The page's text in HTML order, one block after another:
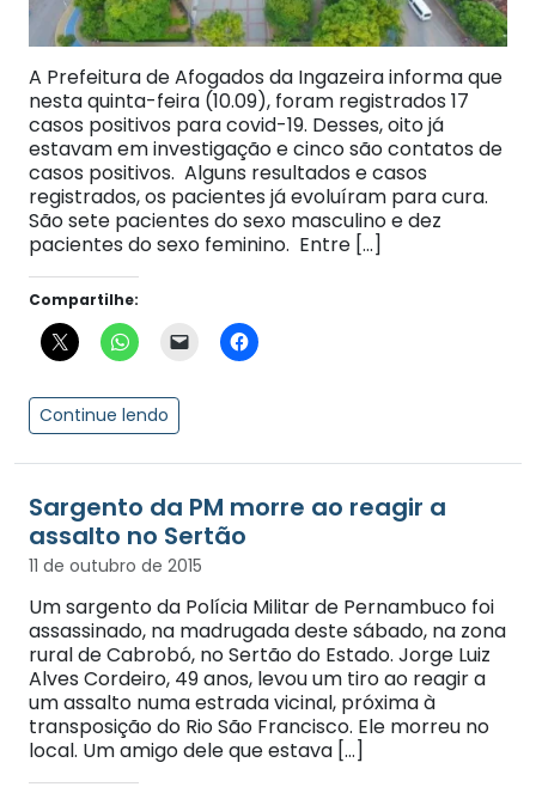
A Prefeitura de Afogados da Ingazeira informa que
nesta quinta-feira (10.09), foram registrados 17
casos positivos para covid-19. Desses, oito já
estavam em investigação e cinco são contatos de
casos positivos. Alguns resultados e casos
registrados, os pacientes já evoluíram para cura.
São sete pacientes do sexo masculino e dez
pacientes do sexo feminino. Entre […]
Compartilhe:
Continue lendo
Sargento da PM morre ao reagir a
assalto no Sertão
11 de outubro de 2015
Um sargento da Polícia Militar de Pernambuco foi
assassinado, na madrugada deste sábado, na zona
rural de Cabrobó, no Sertão do Estado. Jorge Luiz
Alves Cordeiro, 49 anos, levou um tiro ao reagir a
um assalto numa estrada vicinal, próxima à
transposição do Rio São Francisco. Ele morreu no
local. Um amigo dele que estava […]